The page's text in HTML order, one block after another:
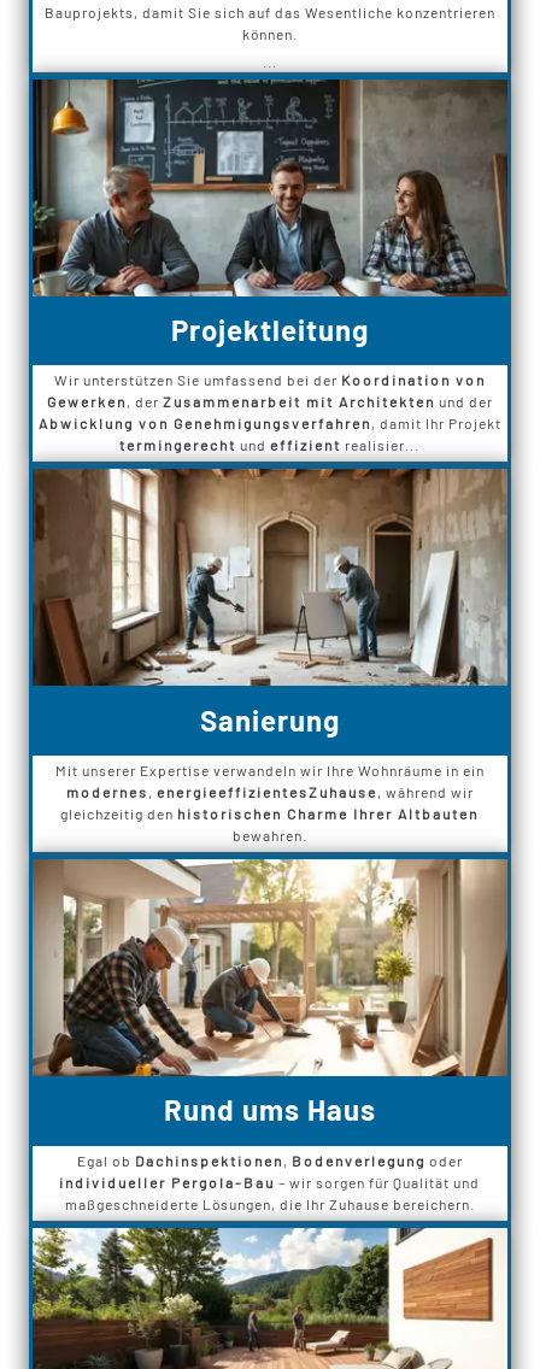
Bauprojekts, damit Sie sich auf das Wesentliche konzentrieren
können.
Projektleitung
Wir unterstützen Sie umfassend bei der Koordination von
Gewerken , der Zusammenarbeit mit Architekten und der
Abwicklung von Genehmigungsverfahren , damit Ihr Projekt
termingerecht undeffizient realisier...
Sanierung
Mit unserer Expertise verwandeln wir Ihre Wohnräume in ein
modernes , energieeffizientesZuhause , während wir
gleichzeitig den historischen Charme Ihrer Altbauten
bewahren.
Rund ums Haus
Egal ob Dachinspektionen Bodenverlegung oder
individueller Pergola-Bau – wir sorgen für Qualität und
maßgeschneiderte Lösungen, die Ihr Zuhause bereichern.